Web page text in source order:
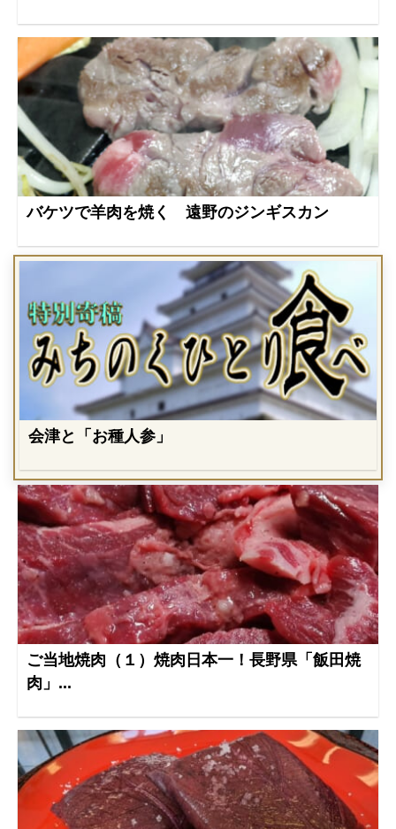
バケツで羊肉を焼く 遠野のジンギスカン
会津と「お種人参」
ご当地焼肉（１）焼肉日本一！長野県「飯田焼
肉」...